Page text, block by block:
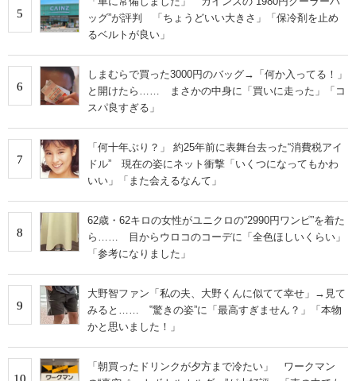
5
ッグ”が評判 「ちょうどいい大きさ」「保冷剤を止め
るベルトが良い」
6
しまむらで買った3000円のバッグ→「何か入ってる！」
と開けたら…… まさかの中身に「買いに走った」「コ
スパ良すぎる」
7
「何十年ぶり？」 約25年前に表舞台去った“消費税アイ
ドル” 現在の姿にネット衝撃「いくつになってもかわ
いい」「また会えるなんて」
8
62歳・62キロの女性がユニクロの“2990円ワンピ”を着た
ら…… 目からウロコのコーデに「全色ほしいくらい」
「参考になりました」
9
大野智ファン「私の夫、大野くんに似てて幸せ」→見て
みると…… ‟驚きの姿”に「最高すぎません？」「本物
かと思いました！」
「朝買ったドリンクが夕方まで冷たい」 ワークマン